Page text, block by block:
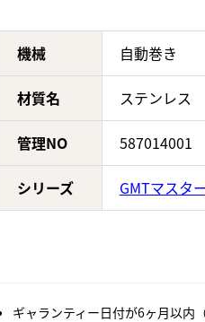
機械 自動巻き
材質名 ステンレス
管理NO 587014001
シリーズ GMTマスタ
ギャランティー日付が6ヶ月以内